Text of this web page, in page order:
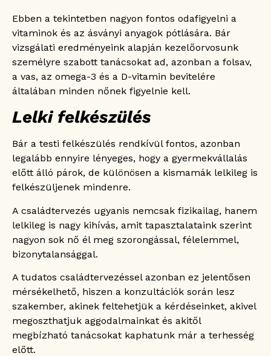
Ebben a tekintetben nagyon fontos odafigyelni a
vitaminok és az ásványi anyagok pótlására. Bár
vizsgálati eredményeink alapján kezelőorvosunk
személyre szabott tanácsokat ad, azonban a folsav,
a vas, az omega-3 és a D-vitamin bevitelére
általában minden nőnek figyelnie kell.
Lelki felkészülés
Bár a testi felkészülés rendkívül fontos, azonban
legalább ennyire lényeges, hogy a gyermekvállalás
előtt álló párok, de különösen a kismamák lelkileg is
felkészüljenek mindenre.
A családtervezés ugyanis nemcsak fizikailag, hanem
lelkileg is nagy kihívás, amit tapasztalataink szerint
nagyon sok nő él meg szorongással, félelemmel,
bizonytalansággal.
A tudatos családtervezéssel azonban ez jelentősen
mérsékelhető, hiszen a konzultációk során lesz
szakember, akinek feltehetjük a kérdéseinket, akivel
megoszthatjuk aggodalmainkat és akitől
megbízható tanácsokat kaphatunk már a terhesség
előtt.